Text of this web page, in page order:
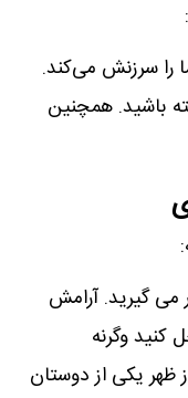
را سرزنش می‌کند.
باشید. همچنین
می گیرید. آرامش
کنید وگرنه
ظهر یکی از دوستان